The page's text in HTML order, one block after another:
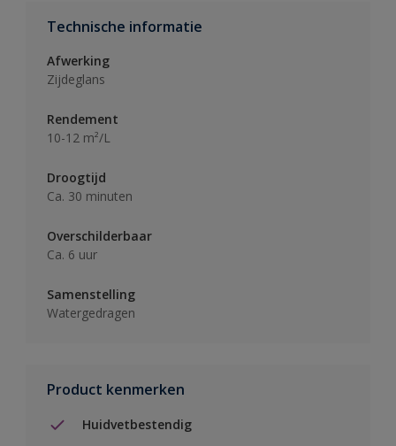
Technische informatie
Afwerking
Zijdeglans
Rendement
10-12 m²/L
Droogtijd
Ca. 30 minuten
Overschilderbaar
Ca. 6 uur
Samenstelling
Watergedragen
Product kenmerken
Huidvetbestendig